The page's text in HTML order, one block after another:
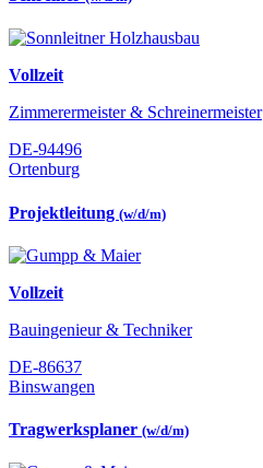
Vollzeit
Zimmerermeister & Schreinermeister
DE-94496
Ortenburg
Projektleitung (w/d/m)
Vollzeit
Bauingenieur & Techniker
DE-86637
Binswangen
Tragwerksplaner (w/d/m)